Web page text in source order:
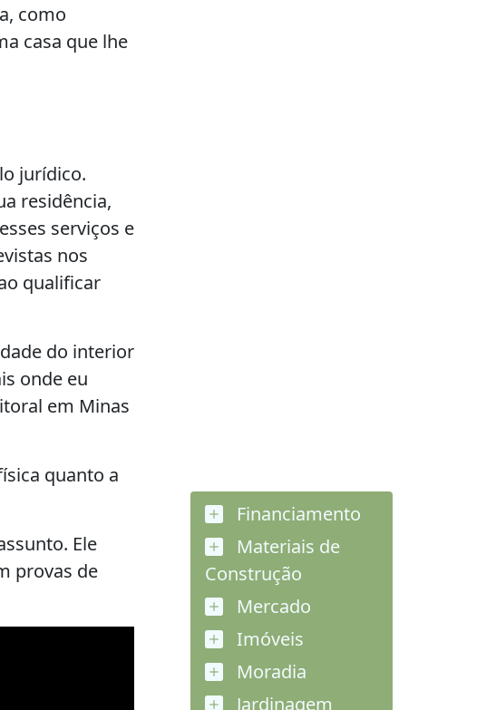
como
casa que lhe
jurídico.
residência,
serviços e
nos
qualificar
do interior
onde eu
em Minas
quanto a
Ele
provas de
Financiamento
Materiais de
Construção
Mercado
Imóveis
Moradia
Jardinagem